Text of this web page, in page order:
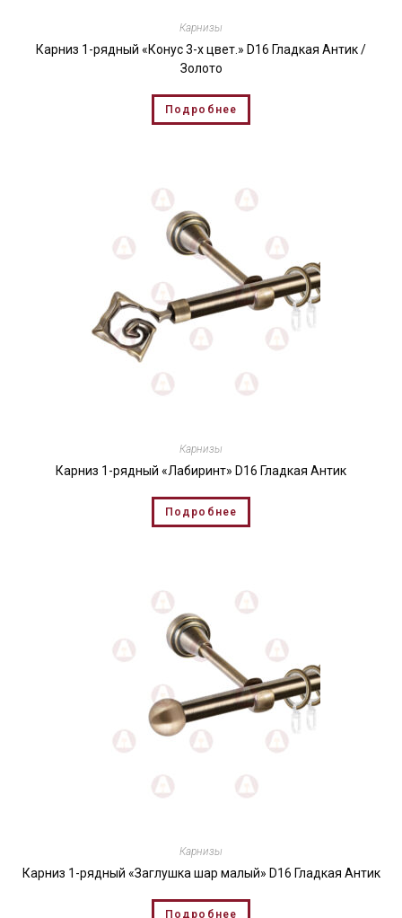
Карнизы
Карниз 1-рядный «Конус 3-х цвет.» D16 Гладкая Антик /
Золото
Подробнее
Карнизы
Карниз 1-рядный «Лабиринт» D16 Гладкая Антик
Подробнее
Карнизы
Карниз 1-рядный «Заглушка шар малый» D16 Гладкая Антик
Подробнее